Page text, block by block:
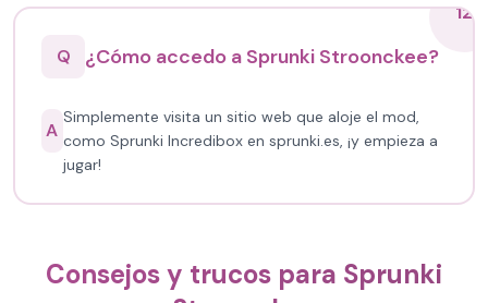
12
Q
¿Cómo accedo a Sprunki Stroonckee?
A
Simplemente visita un sitio web que aloje el mod,
como Sprunki Incredibox en sprunki.es, ¡y empieza a
jugar!
Consejos y trucos para Sprunki